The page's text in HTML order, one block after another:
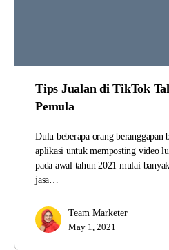
Tips Jualan di TikTok
Pemula
Dulu beberapa orang
aplikasi untuk memposting video
pada awal tahun 2021 mulai
jasa…
Team Marketer
May 1, 2021